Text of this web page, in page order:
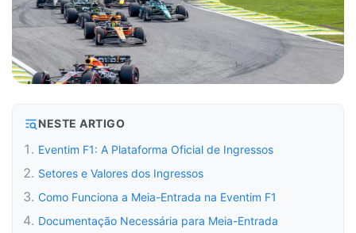
NESTE ARTIGO
Eventim F1: A Plataforma Oficial de Ingressos
Setores e Valores dos Ingressos
Como Funciona a Meia-Entrada na Eventim F1
Documentação Necessária para Meia-Entrada